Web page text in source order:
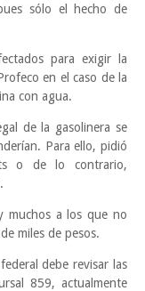
sólo el hecho de
para exigir la
en el caso de la
con agua.
de la gasolinera se
Para ello, pidió
o de lo contrario,
muchos a los que no
miles de pesos.
debe revisar las
859, actualmente